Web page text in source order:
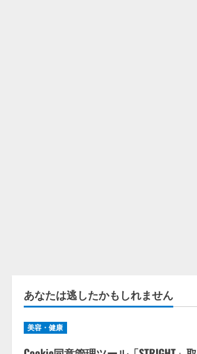
あなたは逃したかもしれません
美容・健康